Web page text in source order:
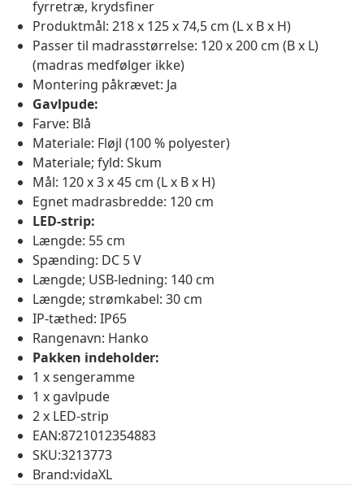
fyrretræ, krydsfiner
Produktmål: 218 x 125 x 74,5 cm (L x B x H)
Passer til madrasstørrelse: 120 x 200 cm (B x L)
(madras medfølger ikke)
Montering påkrævet: Ja
Gavlpude:
Farve: Blå
Materiale: Fløjl (100 % polyester)
Materiale; fyld: Skum
Mål: 120 x 3 x 45 cm (L x B x H)
Egnet madrasbredde: 120 cm
LED-strip:
Længde: 55 cm
Spænding: DC 5 V
Længde; USB-ledning: 140 cm
Længde; strømkabel: 30 cm
IP-tæthed: IP65
Rangenavn: Hanko
Pakken indeholder:
1 x sengeramme
1 x gavlpude
2 x LED-strip
EAN:8721012354883
SKU:3213773
Brand:vidaXL